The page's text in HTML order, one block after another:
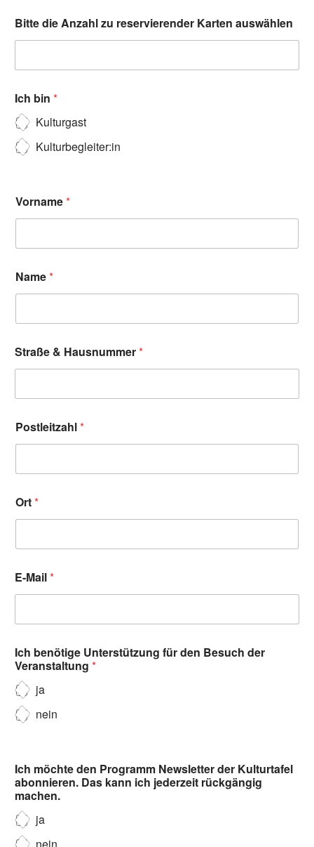
Bitte die Anzahl zu reservierender Karten auswählen
Ich bin *
Kulturgast
Kulturbegleiter:in
Vorname*
Name*
Straße & Hausnummer*
Postleitzahl*
Ort*
E-Mail*
Ich benötige Unterstützung für den Besuch der
Veranstaltung *
ja
nein
Ich möchte den Programm Newsletter der Kulturtafel
abonnieren. Das kann ich jederzeit rückgängig
machen.
ja